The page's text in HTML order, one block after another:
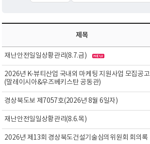
제목
재난안전일일상황관리(8.7.금)
2026년 K-뷰티산업 국내외 마케팅 지원사업 모집공고
(말레이시아&우즈베키스탄 공동관)
경상북도보 제7057호(2026년 8월 6일자)
재난안전일일상황관리(8.6.목)
2026년 제13회 경상북도건설기술심의위원회 회의록